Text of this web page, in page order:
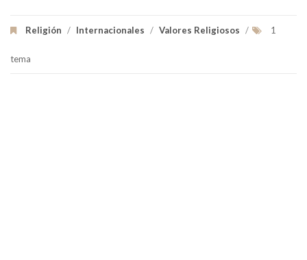
Religión / Internacionales / Valores Religiosos / 1
tema